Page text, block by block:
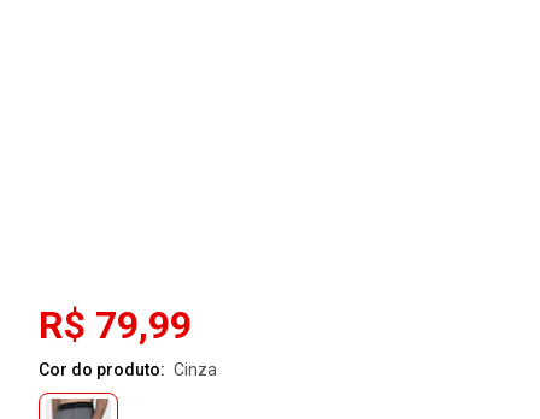
R$ 79,99
Cor do produto: cinza